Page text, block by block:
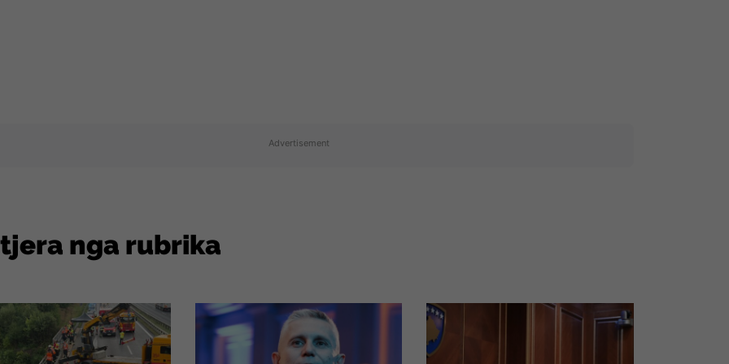
Advertisement
nga rubrika